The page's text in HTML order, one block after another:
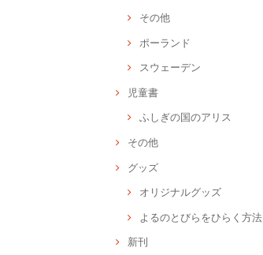
その他
ポーランド
スウェーデン
児童書
ふしぎの国のアリス
その他
グッズ
オリジナルグッズ
よるのとびらをひらく方法
新刊